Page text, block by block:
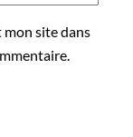
mon site dans